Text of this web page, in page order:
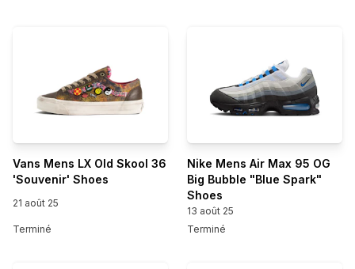
Vans Mens LX Old Skool 36
'Souvenir' Shoes
21 août 25
Terminé
Nike Mens Air Max 95 OG
Big Bubble "Blue Spark"
Shoes
13 août 25
Terminé